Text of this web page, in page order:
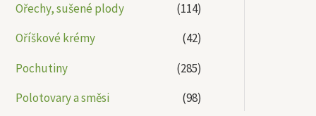
Ořechy, sušené plody
(114)
Oříškové krémy
(42)
Pochutiny
(285)
Polotovary a směsi
(98)